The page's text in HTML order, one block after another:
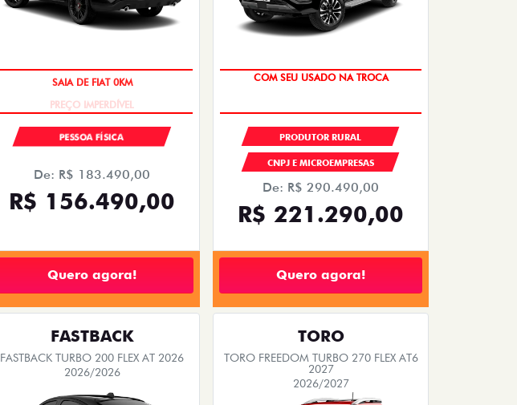
SAIA DE FIAT 0KM
PESSOA FÍSICA
De: R$ 183.490,00
R$ 156.490,00
Quero agora!
COM SEU USADO NA TROCA
PRODUTOR RURAL
CNPJ E MICROEMPRESAS
De: R$ 290.490,00
R$ 221.290,00
Quero agora!
FASTBACK
FASTBACK TURBO 200 FLEX AT 2026
2026/2026
TORO
TORO FREEDOM TURBO 270 FLEX AT6
2027
2026/2027